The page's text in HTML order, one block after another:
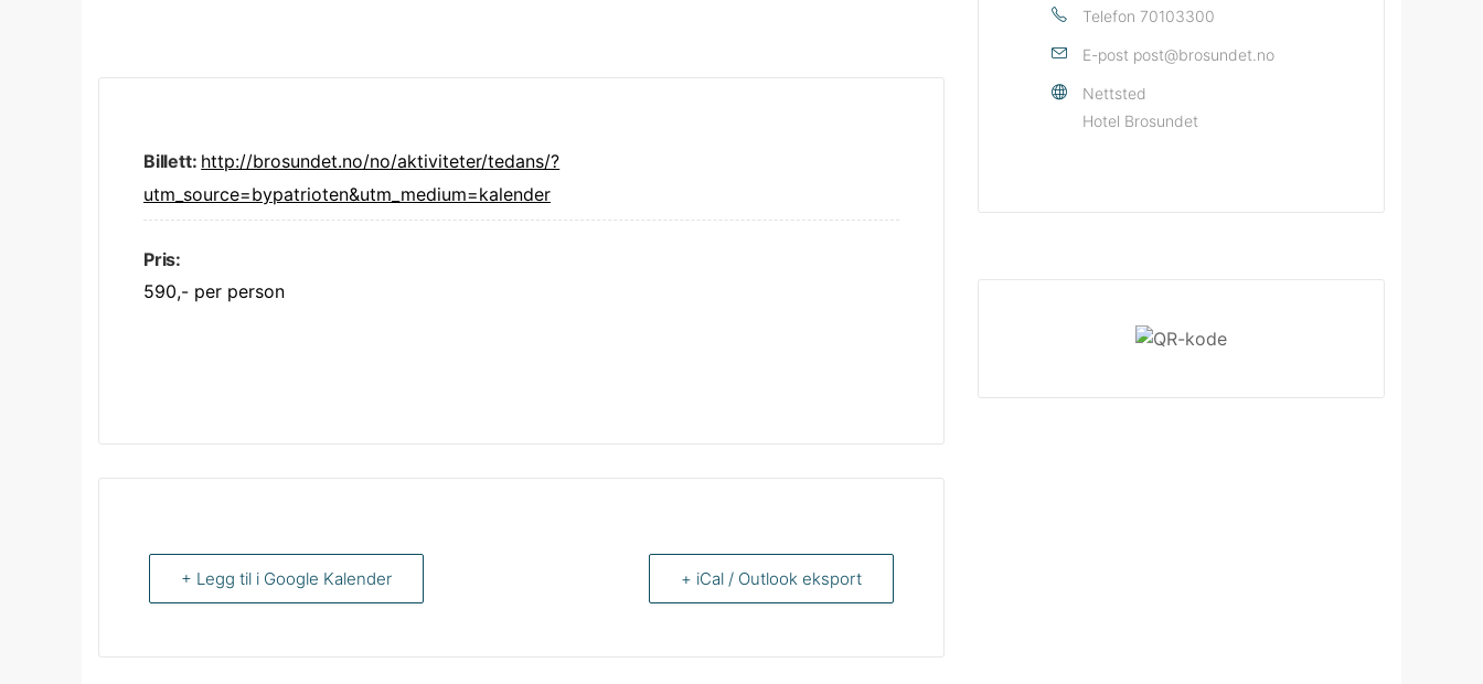
Billett: http://brosundet.no/no/aktiviteter/tedans/?
utm_source=bypatrioten&utm_medium=kalender
Pris:
590,- per person
+ Legg til i Google Kalender + iCal / Outlook eksport
Telefon 70103300
E-post post@brosundet.no
Nettsted
Hotel Brosundet